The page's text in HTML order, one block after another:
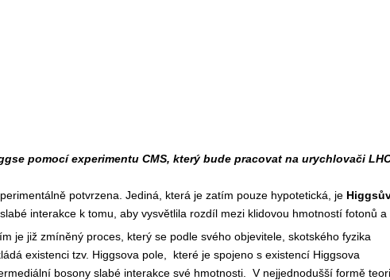
pomocí experimentu CMS, který bude pracovat na urychlovači
potvrzena. Jediná, která je zatím pouze hypotetická, je
interakce k tomu, aby vysvětlila rozdíl mezi klidovou hmotností fotonů a
je již zmíněný proces, který se podle svého objevitele, skotského fyzika
existenci tzv. Higgsova pole, které je spojeno s existencí Higgsova
bosony slabé interakce své hmotnosti. V nejjednodušší formě